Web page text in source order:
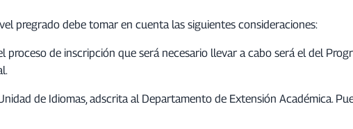
pregrado debe tomar en cuenta las siguientes consideraciones:
de inscripción que será necesario llevar a cabo será el del
de Idiomas, adscrita al Departamento de Extensión Académica.